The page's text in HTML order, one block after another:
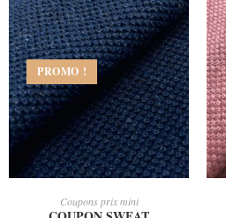
PROMO !
AJOUTER AU PANIER
Coupons prix mini